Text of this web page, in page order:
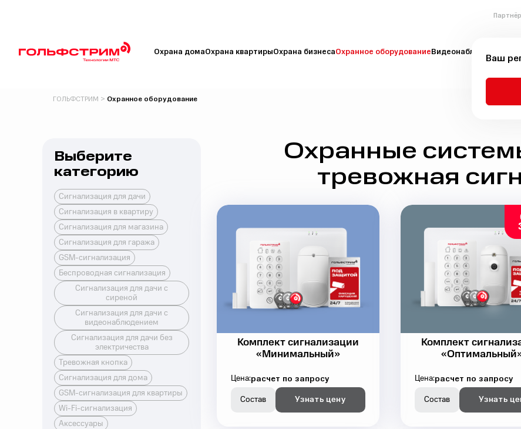
Ваш
Охрана домаОхрана квартирыОхрана бизнесаОхранное оборудованиеВидеонаблюдение
ГОЛЬФСТРИМ > Охранное оборудование
Выберите
категорию
Сигнализация для дачи
Сигнализация в квартиру
Сигнализация для магазина
Сигнализация для гаража
GSM-сигнализация
Беспроводная сигнализация
Сигнализация для дачи с
сиреной
Сигнализация для дачи с
видеонаблюдением
Сигнализация для дачи без
электричества
Тревожная кнопка
Сигнализация для дома
GSM-сигнализация для квартиры
Wi-Fi-сигнализация
Аксессуары
Охранные
тревожная
Комплект сигнализации
«Минимальный»
Цена:расчет по запросу
Состав Узнать цену
Комплект
Цена:расчет по запросу
Состав Узнать